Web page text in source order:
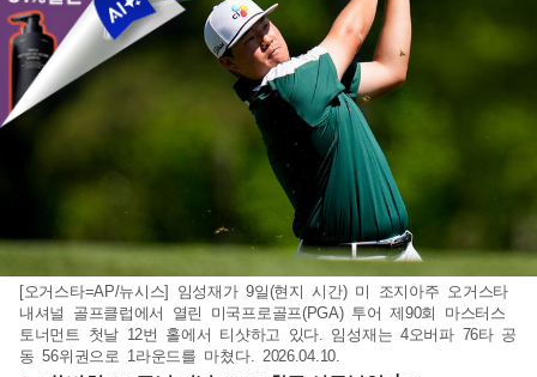
[오거스타=AP/뉴시스] 임성재가 9일(현지 시간) 미 조지아주 오거스타
내셔널 골프클럽에서 열린 미국프로골프(PGA) 투어 제90회 마스터스
토너먼트 첫날 12번 홀에서 티샷하고 있다. 임성재는 4오버파 76타 공
동 56위권으로 1라운드를 마쳤다. 2026.04.10.